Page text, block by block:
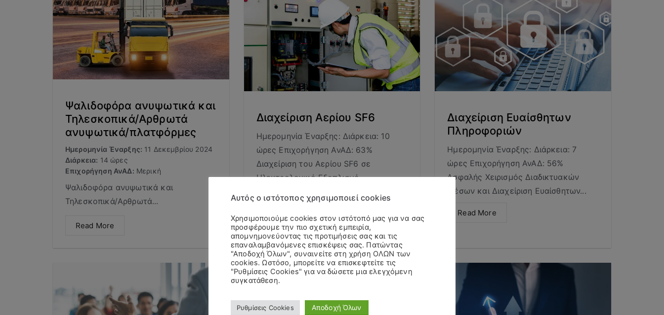
Ψαλιδοφόρα ανυψωτικά και
Τηλεσκοπικά/Αρθρωτά
ανυψωτικά/πλατφόρμες
Ημερομηνία Έναρξης: 11 Δεκεμβρίου 2024
Διάρκεια: 14 ώρες
Επιχορήγηση ΑνΑΔ: Μερική
Ψαλιδοφόρα ανυψωτικά και
Τηλεσκοπικά/Αρθρωτά...
Read More
Διαχείριση Αερίου SF6
Ημερομηνία Έναρξης: Διάρκεια: 10
ώρες Επιχορήγηση ΑνΑΔ: 63%
Διαχείριση του Αερίου SF6 σε
Ηλεκτρολογικό Εξοπλισμό...
Read More
Διαχείριση Ευαίσθητων
Πληροφοριών
Ημερομηνία Έναρξης: Διάρκεια: 7
ώρες Επιχορήγηση ΑνΑΔ: 56%
Ασφαλής Χειρισμός Διαδικτυακών
Μέσων και Διαχείριση Ευαίσθητων...
Read More
Αυτός ο ιστότοπος χρησιμοποιεί cookies
Χρησιμοποιούμε cookies στον ιστότοπό μας για να σας
προσφέρουμε την πιο σχετική εμπειρία,
απομνημονεύοντας τις προτιμήσεις σας και τις
επαναλαμβανόμενες επισκέψεις σας. Πατώντας
"Αποδοχή Όλων", συναινείτε στη χρήση ΟΛΩΝ των
cookies. Ωστόσο, μπορείτε να επισκεφτείτε τις
"Ρυθμίσεις Cookies" για να δώσετε μια ελεγχόμενη
συγκατάθεση.
Ρυθμίσεις Cookies Αποδοχή Όλων